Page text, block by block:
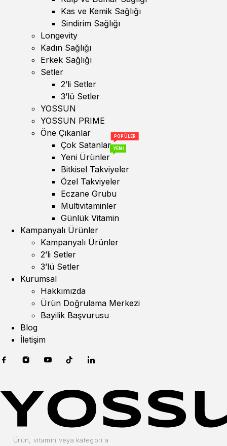
Kas ve Kemik Sağlığı
Sindirim Sağlığı
Longevity
Kadın Sağlığı
Erkek Sağlığı
Setler
2’li Setler
3’lü Setler
YOSSUN
YOSSUN PRIME
Öne Çıkanlar
Çok Satanlar
POPÜLER
Yeni Ürünler
YENİ
Bitkisel Takviyeler
Özel Takviyeler
Eczane Grubu
Multivitaminler
Günlük Vitamin
Kampanyalı Ürünler
Kampanyalı Ürünler
2’li Setler
3’lü Setler
Kurumsal
Hakkımızda
Ürün Doğrulama Merkezi
Bayilik Başvurusu
Blog
İletişim